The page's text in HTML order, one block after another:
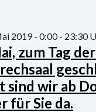
2019 - 0:00 - 23:30
zum Tag
sind wir ab
für Sie da.